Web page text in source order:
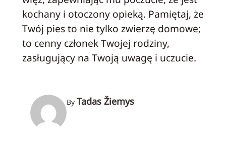
kochany i otoczony opieką. Pamiętaj, że
Twój pies to nie tylko zwierzę domowe;
to cenny członek Twojej rodziny,
zasługujący na Twoją uwagę i uczucie.
By Tadas Žiemys